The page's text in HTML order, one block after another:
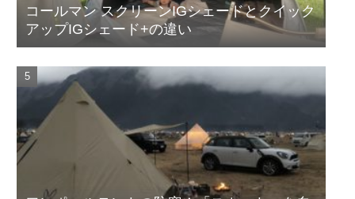
コールマン スクリーンIGシェードとクイック
アップIGシェード+の違い